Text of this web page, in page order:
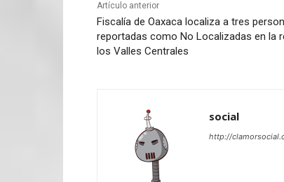
Artículo anterior
Fiscalía de Oaxaca localiza a tres
reportadas como No Localizadas en la
los Valles Centrales
social
http://